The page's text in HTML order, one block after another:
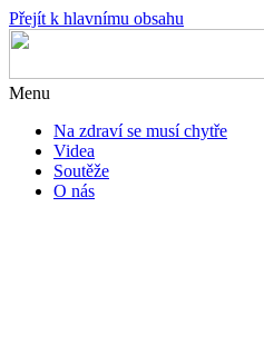
Přejít k hlavnímu obsahu
Menu
Na zdraví se musí chytře
Videa
Soutěže
O nás